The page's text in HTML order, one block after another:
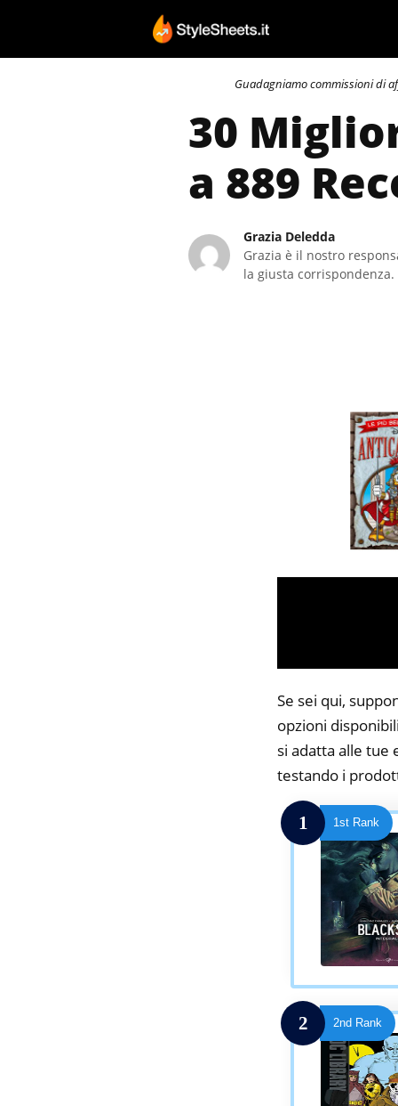
contenuto
Guadagniamo commissioni di
30
a 889
Grazia Deledda
Grazia è il nostro
la giusta
Se sei qui,
opzioni
si adatta alle tue
testando i
1 1st Rank
2 2nd Rank